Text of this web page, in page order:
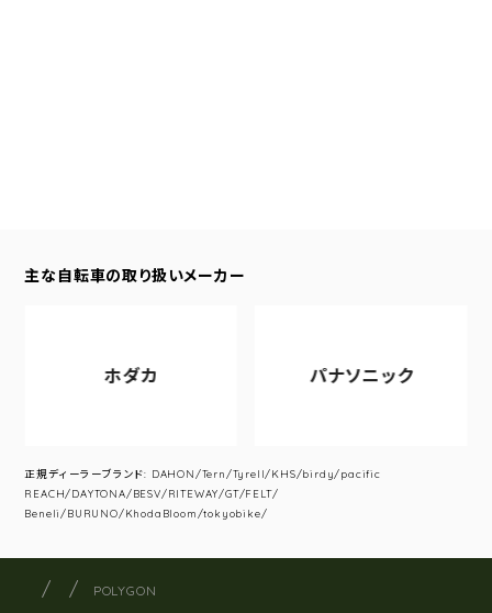
主な自転車の取り扱いメーカー
ホダカ パナソニック
正規ディーラーブランド: DAHON/Tern/Tyrell/KHS/birdy/pacific
REACH/DAYTONA/BESV/RITEWAY/GT/FELT/
Beneli/BURUNO/KhodaBloom/tokyobike/
サイト内の現在地
サイクルショップナカゴヤ
POLYGON